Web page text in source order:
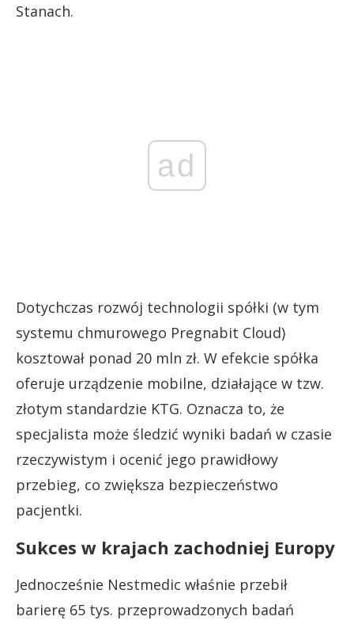
Stanach.
ad
Dotychczas rozwój technologii spółki (w tym
systemu chmurowego Pregnabit Cloud)
kosztował ponad 20 mln zł. W efekcie spółka
oferuje urządzenie mobilne, działające w tzw.
złotym standardzie KTG. Oznacza to, że
specjalista może śledzić wyniki badań w czasie
rzeczywistym i ocenić jego prawidłowy
przebieg, co zwiększa bezpieczeństwo
pacjentki.
Sukces w krajach zachodniej Europy
Jednocześnie Nestmedic właśnie przebił
barierę 65 tys. przeprowadzonych badań